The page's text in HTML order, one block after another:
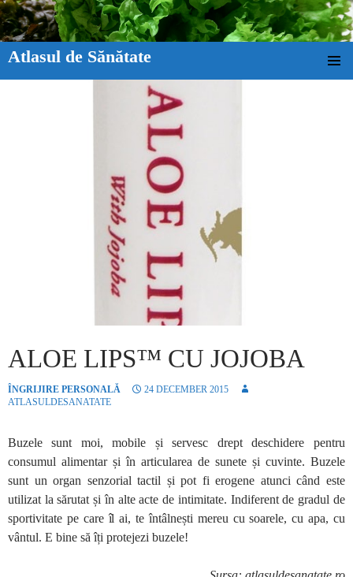
Atlasul de Sănătate
ALOE LIPS™ CU JOJOBA
ÎNGRIJIRE PERSONALĂ
24 DECEMBER 2015
ATLASULDESANATATE
Buzele sunt moi, mobile și servesc drept deschidere pentru
consumul alimentar și în articularea de sunete și cuvinte. Buzele
sunt un organ senzorial tactil și pot fi erogene atunci când este
utilizat la sărutat și în alte acte de intimitate. Indiferent de gradul de
sportivitate pe care îl ai, te întâlnești mereu cu soarele, cu apa, cu
vântul. E bine să îți protejezi buzele!